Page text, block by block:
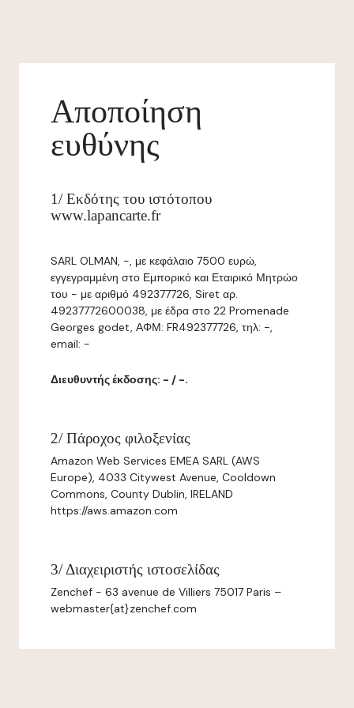
Αποποίηση
ευθύνης
1/ Εκδότης του ιστότοπου
www.lapancarte.fr
SARL OLMAN, -, με κεφάλαιο 7500 ευρώ,
εγγεγραμμένη στο Εμπορικό και Εταιρικό Μητρώο
του - με αριθμό 492377726, Siret αρ.
49237772600038, με έδρα στο 22 Promenade
Georges godet, ΑΦΜ: FR492377726, τηλ: -,
email: -
Διευθυντής έκδοσης: - / -.
2/ Πάροχος φιλοξενίας
Amazon Web Services EMEA SARL (AWS
Europe), 4033 Citywest Avenue, Cooldown
Commons, County Dublin, IRELAND
https://aws.amazon.com
3/ Διαχειριστής ιστοσελίδας
Zenchef - 63 avenue de Villiers 75017 Paris –
webmaster{at}zenchef.com